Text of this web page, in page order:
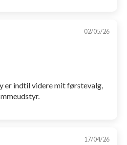
02/05/26
er indtil videre mit førstevalg,
17/04/26